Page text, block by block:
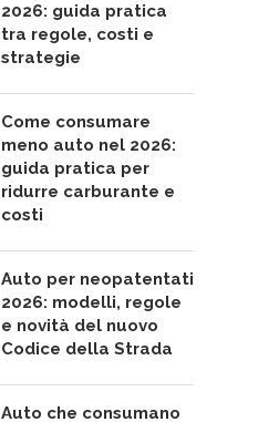
2026: guida pratica
tra regole, costi e
strategie
Come consumare
meno auto nel 2026:
guida pratica per
ridurre carburante e
costi
Auto per neopatentati
2026: modelli, regole
e novità del nuovo
Codice della Strada
Auto che consumano